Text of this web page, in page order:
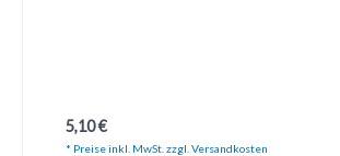
Regulärer Preis:
5,10 €
* Preise inkl. MwSt. zzgl. Versandkosten